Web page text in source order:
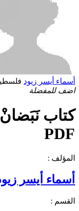
أسماء أيسر زيود
اضف للمفضلة
كتاب
PDF
المؤلف :
أسماء أيسر
القسم :